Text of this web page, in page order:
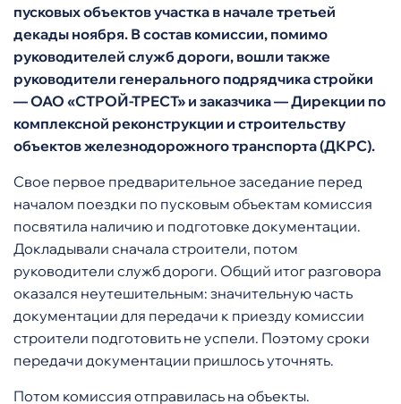
пусковых объектов участка в начале третьей
декады ноября. В состав комиссии, помимо
руководителей служб дороги, вошли также
руководители генерального подрядчика стройки
— ОАО «СТРОЙ-ТРЕСТ» и заказчика — Дирекции по
комплексной реконструкции и строительству
объектов железнодорожного транспорта (ДКРС).
Свое первое предварительное заседание перед
началом поездки по пусковым объектам комиссия
посвятила наличию и подготовке документации.
Докладывали сначала строители, потом
руководители служб дороги. Общий итог разговора
оказался неутешительным: значительную часть
документации для передачи к приезду комиссии
строители подготовить не успели. Поэтому сроки
передачи документации пришлось уточнять.
Потом комиссия отправилась на объекты.